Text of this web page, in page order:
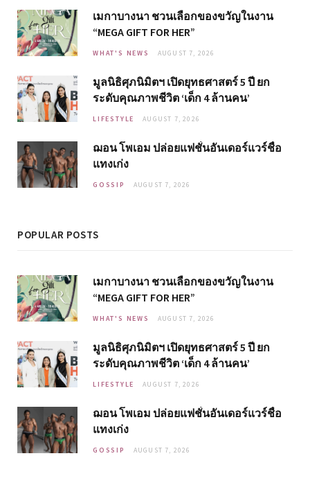
เมกาบางนา ชวนเลือกของขวัญในงาน
“MEGA GIFT FOR HER”
WHAT'S NEWS AUGUST 7, 2026
มูลนิธิศุภนิมิตฯ เปิดยุทธศาสตร์ 5 ปี ยก
ระดับคุณภาพชีวิต ‘เด็ก 4 ล้านคน’
LIFESTYLE AUGUST 7, 2026
ฌอน โพเอม ปล่อยแฟชั่นอันเดอร์แวร์ชื่อ
แทงเก่ง
GOSSIP AUGUST 7, 2026
POPULAR POSTS
เมกาบางนา ชวนเลือกของขวัญในงาน
“MEGA GIFT FOR HER”
WHAT'S NEWS AUGUST 7, 2026
มูลนิธิศุภนิมิตฯ เปิดยุทธศาสตร์ 5 ปี ยก
ระดับคุณภาพชีวิต ‘เด็ก 4 ล้านคน’
LIFESTYLE AUGUST 7, 2026
ฌอน โพเอม ปล่อยแฟชั่นอันเดอร์แวร์ชื่อ
แทงเก่ง
GOSSIP AUGUST 7, 2026